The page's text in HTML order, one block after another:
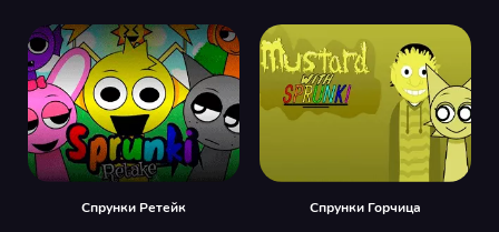
Спрунки Ретейк Спрунки Горчица